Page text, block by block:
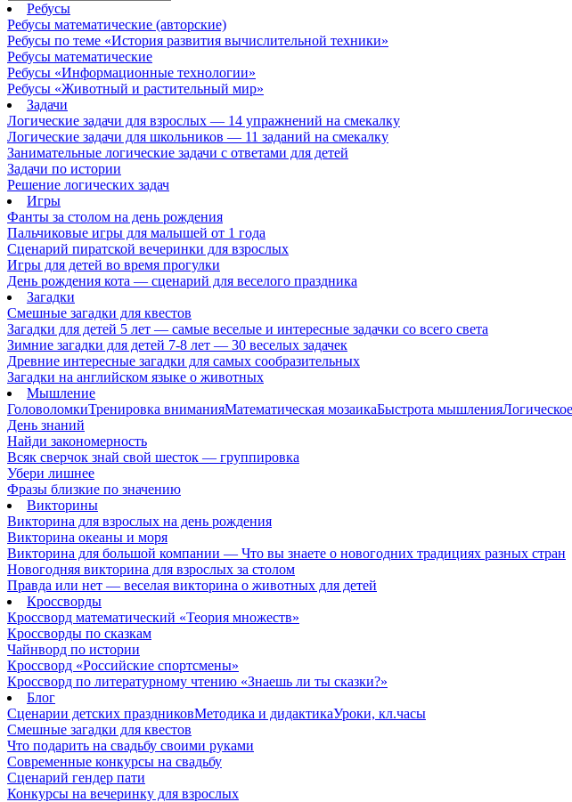
Ребусы
Ребусы математические (авторские)
Ребусы по теме «История развития вычислительной техники»
Ребусы математические
Ребусы «Информационные технологии»
Ребусы «Животный и растительный мир»
Задачи
Логические задачи для взрослых — 14 упражнений на смекалку
Логические задачи для школьников — 11 заданий на смекалку
Занимательные логические задачи с ответами для детей
Задачи по истории
Решение логических задач
Игры
Фанты за столом на день рождения
Пальчиковые игры для малышей от 1 года
Сценарий пиратской вечеринки для взрослых
Игры для детей во время прогулки
День рождения кота — сценарий для веселого праздника
Загадки
Смешные загадки для квестов
Загадки для детей 5 лет — самые веселые и интересные задачки со всего света
Зимние загадки для детей 7-8 лет — 30 веселых задачек
Древние интересные загадки для самых сообразительных
Загадки на английском языке о животных
Мышление
ГоловоломкиТренировка вниманияМатематическая мозаикаБыстрота мышления
День знаний
Найди закономерность
Всяк сверчок знай свой шесток — группировка
Убери лишнее
Фразы близкие по значению
Викторины
Викторина для взрослых на день рождения
Викторина океаны и моря
Викторина для большой компании — Что вы знаете о новогодних традициях разных стран
Новогодняя викторина для взрослых за столом
Правда или нет — веселая викторина о животных для детей
Кроссворды
Кроссворд математический «Теория множеств»
Кроссворды по сказкам
Чайнворд по истории
Кроссворд «Российские спортсмены»
Кроссворд по литературному чтению «Знаешь ли ты сказки?»
Блог
Сценарии детских праздниковМетодика и дидактикаУроки, кл.часы
Смешные загадки для квестов
Что подарить на свадьбу своими руками
Современные конкурсы на свадьбу
Сценарий гендер пати
Конкурсы на вечеринку для взрослых